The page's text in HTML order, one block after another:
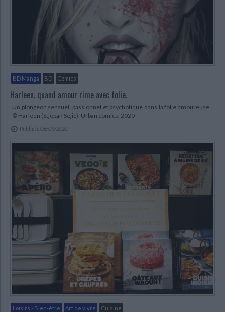
BD Manga BD Comics
Harleen, quand amour rime avec folie.
Un plongeon sensuel, passionnel et psychotique dans la folie amoureuse.
© Harleen (Stjepan Sejic), Urban comics, 2020
Publié le 08/09/2020
Loisirs - Bien-être Art de vivre Cuisine